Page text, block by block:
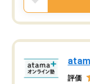
評価